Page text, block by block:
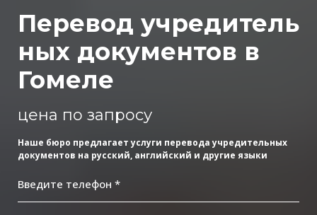
Перевод учредитель
ных документов в
Гомеле
цена по запросу
Наше бюро предлагает услуги перевода учредительных
документов на русский, английский и другие языки
Введите телефон *